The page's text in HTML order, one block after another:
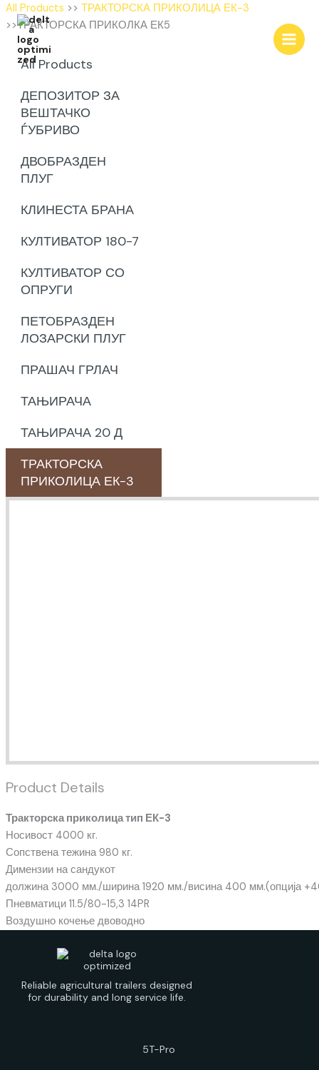
Skip
to
content
All Products >> ТРАКТОРСКА ПРИКОЛИЦА ЕК-3
>>ТРАКТОРСКА ПРИКОЛКА ЕК5
All Products
ДЕПОЗИТОР ЗА
ВЕШТАЧКО
ЃУБРИВО
ДВОБРАЗДЕН
ПЛУГ
КЛИНЕСТА БРАНА
КУЛТИВАТОР 180-7
КУЛТИВАТОР СО
ОПРУГИ
ПЕТОБРАЗДЕН
ЛОЗАРСКИ ПЛУГ
ПРАШАЧ ГРЛАЧ
ТАЊИРАЧА
ТАЊИРАЧА 20 Д
ТРАКТОРСКА
ПРИКОЛИЦА ЕК-3
Product Details
Тракторска приколица тип ЕК-3
Носивост 4000 кг.
Сопствена тежина 980 кг.
Димензии на сандукот
должина 3000 мм./ширина 1920 мм./висина 400 мм.(опција
Пневматици 11.5/80-15,3 14PR
Воздушно кочење двоводно
Reliable agricultural trailers designed
for durability and long service life.
5T-Pro